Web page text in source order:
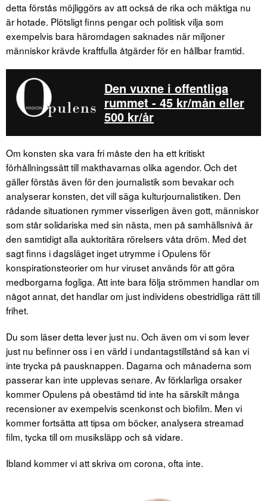
detta förstås möjliggörs av att också de rika och mäktiga nu
är hotade. Plötsligt finns pengar och politisk vilja som
exempelvis bara häromdagen saknades när miljoner
människor krävde kraftfulla åtgärder för en hållbar framtid.
Den vuxne i offentliga
rummet - 45 kr/mån eller
500 kr/år
Om konsten ska vara fri måste den ha ett kritiskt
förhållningssätt till makthavarnas olika agendor. Och det
gäller förstås även för den journalistik som bevakar och
analyserar konsten, det vill säga kulturjournalistiken. Den
rådande situationen rymmer visserligen även gott, människor
som står solidariska med sin nästa, men på samhällsnivå är
den samtidigt alla auktoritära rörelsers våta dröm. Med det
sagt finns i dagsläget inget utrymme i Opulens för
konspirationsteorier om hur viruset används för att göra
medborgarna fogliga. Att inte bara följa strömmen handlar om
något annat, det handlar om just individens obestridliga rätt till
frihet.
Du som läser detta lever just nu. Och även om vi som lever
just nu befinner oss i en värld i undantagstillstånd så kan vi
inte trycka på pausknappen. Dagarna och månaderna som
passerar kan inte upplevas senare. Av förklarliga orsaker
kommer Opulens på obestämd tid inte ha särskilt många
recensioner av exempelvis scenkonst och biofilm. Men vi
kommer fortsätta att tipsa om böcker, analysera streamad
film, tycka till om musiksläpp och så vidare.
Ibland kommer vi att skriva om corona, ofta inte.